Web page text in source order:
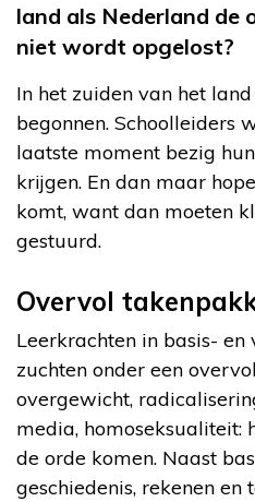
land als Nederland de
niet wordt opgelost?
In het zuiden van het
begonnen. Schoolleiders
laatste moment bezig
krijgen. En dan maar
komt, want dan moeten
gestuurd.
Overvol
Leerkrachten in basis-
zuchten onder een
overgewicht,
media, homoseksualiteit:
de orde komen. Naast
geschiedenis, rekenen